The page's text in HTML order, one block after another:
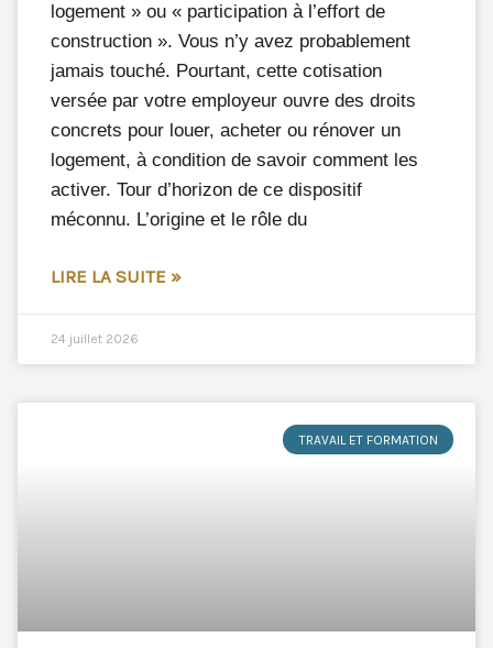
logement » ou « participation à l’effort de
construction ». Vous n’y avez probablement
jamais touché. Pourtant, cette cotisation
versée par votre employeur ouvre des droits
concrets pour louer, acheter ou rénover un
logement, à condition de savoir comment les
activer. Tour d’horizon de ce dispositif
méconnu. L’origine et le rôle du
LIRE LA SUITE »
24 juillet 2026
TRAVAIL ET FORMATION